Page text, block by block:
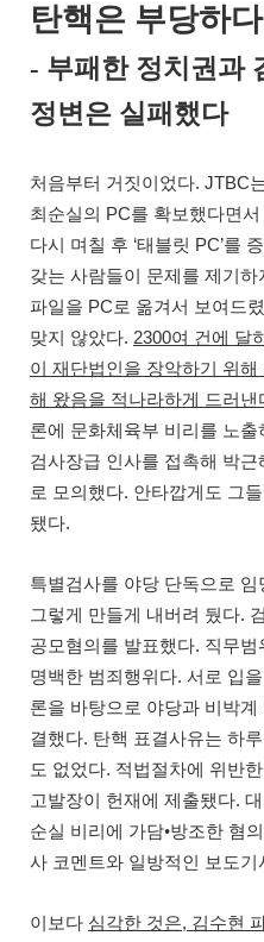
탄핵은 부당하다
- 부패한 정치권과
정변은 실패했다
처음부터 거짓이었다. JTBC
최순실의 PC를 확보했다면서
다시 며칠 후 ‘태블릿 PC’를
갖는 사람들이 문제를 제기하
파일을 PC로 옮겨서 보여드
맞지 않았다. 2300여 건에 달
이 재단법인을 장악하기 위해
해 왔음을 적나라하게 드러낸
론에 문화체육부 비리를 노출
검사장급 인사를 접촉해 박근
로 모의했다. 안타깝게도 그
됐다.
특별검사를 야당 단독으로 임
그렇게 만들게 내버려 뒀다.
공모혐의를 발표했다. 직무범
명백한 범죄행위다. 서로 입
론을 바탕으로 야당과 비박
결했다. 탄핵 표결사유는 하
도 없었다. 적법절차에 위반
고발장이 헌재에 제출됐다.
순실 비리에 가담•방조한 혐
사 코멘트와 일방적인 보도기
이보다 심각한 것은, 김수현